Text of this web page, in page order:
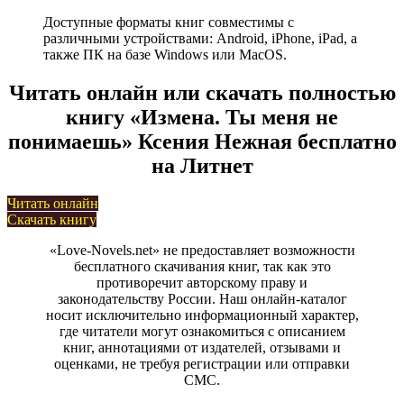
Доступные форматы книг совместимы с
различными устройствами: Android, iPhone, iPad, а
также ПК на базе Windows или MacOS.
Читать онлайн или скачать полностью
книгу «Измена. Ты меня не
понимаешь» Ксения Нежная бесплатно
на Литнет
Читать онлайн
Скачать книгу
«Love-Novels.net» не предоставляет возможности
бесплатного скачивания книг, так как это
противоречит авторскому праву и
законодательству России. Наш онлайн-каталог
носит исключительно информационный характер,
где читатели могут ознакомиться с описанием
книг, аннотациями от издателей, отзывами и
оценками, не требуя регистрации или отправки
СМС.